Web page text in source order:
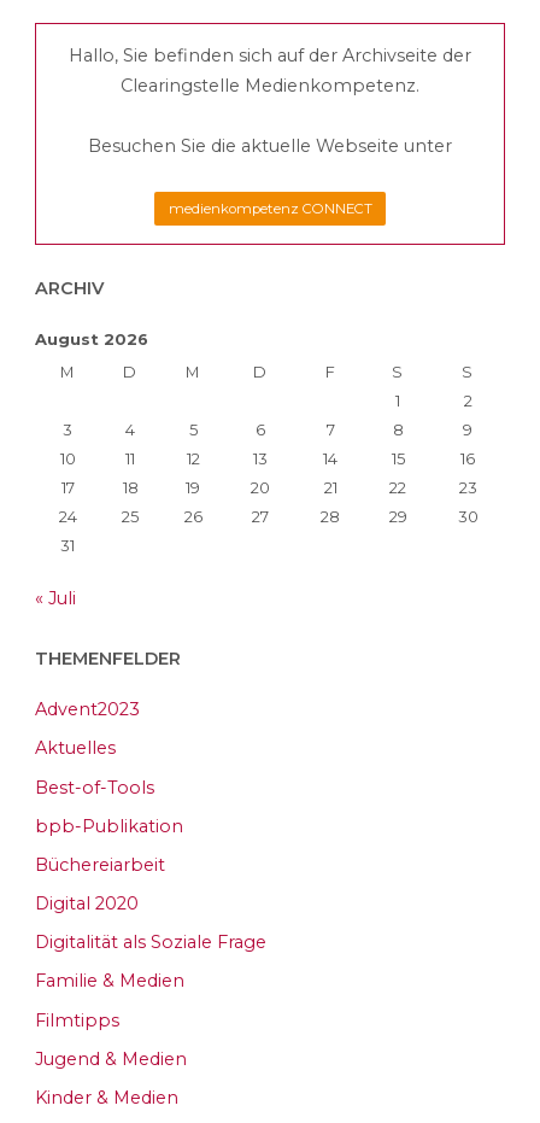
der
Beiträge
Hallo, Sie befinden sich auf der Archivseite der
Clearingstelle Medienkompetenz.
Besuchen Sie die aktuelle Webseite unter
medienkompetenz CONNECT
ARCHIV
August 2026
M
D M D F S
S
1
2
3
4 5 6 7 8
9
10
11 12 13 14 15
16
17
18 19 20 21 22
23
24
25 26 27 28 29
30
31
« Juli
THEMENFELDER
Advent2023
Aktuelles
Best-of-Tools
bpb-Publikation
Büchereiarbeit
Digital 2020
Digitalität als Soziale Frage
Familie & Medien
Filmtipps
Jugend & Medien
Kinder & Medien